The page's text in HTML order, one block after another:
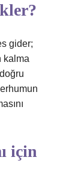
gider;
kalma
için